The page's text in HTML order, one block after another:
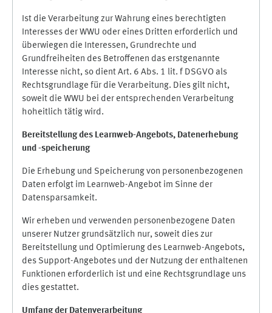
Ist die Verarbeitung zur Wahrung eines berechtigten
Interesses der WWU oder eines Dritten erforderlich und
überwiegen die Interessen, Grundrechte und
Grundfreiheiten des Betroffenen das erstgenannte
Interesse nicht, so dient Art. 6 Abs. 1 lit. f DSGVO als
Rechtsgrundlage für die Verarbeitung. Dies gilt nicht,
soweit die WWU bei der entsprechenden Verarbeitung
hoheitlich tätig wird.
Bereitstellung des Learnweb-Angebots, Datenerhebung
und -speicherung
Die Erhebung und Speicherung von personenbezogenen
Daten erfolgt im Learnweb-Angebot im Sinne der
Datensparsamkeit.
Wir erheben und verwenden personenbezogene Daten
unserer Nutzer grundsätzlich nur, soweit dies zur
Bereitstellung und Optimierung des Learnweb-Angebots,
des Support-Angebotes und der Nutzung der enthaltenen
Funktionen erforderlich ist und eine Rechtsgrundlage uns
dies gestattet.
Umfang der Datenverarbeitung